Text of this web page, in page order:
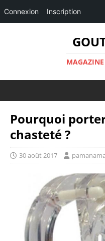
Connexion Inscription
Pourquoi
chasteté ?
30 août 2017 pamanama